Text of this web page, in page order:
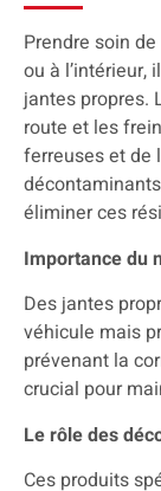
Prendre soin
ou à l’intérieur,
jantes propres.
route et les
ferreuses et de
éliminer ces
Importance du
Des jantes
véhicule mais
prévenant la
crucial pour
Le rôle des
Ces produits